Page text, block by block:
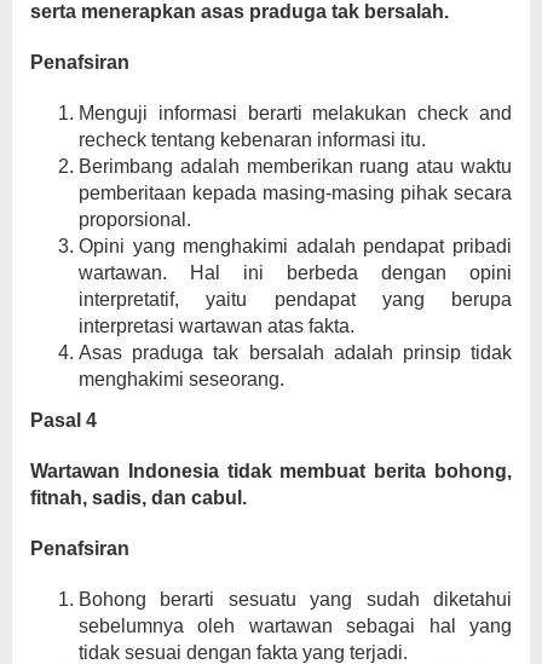
serta menerapkan asas praduga tak bersalah.
Penafsiran
Menguji informasi berarti melakukan check and
recheck tentang kebenaran informasi itu.
Berimbang adalah memberikan ruang atau waktu
pemberitaan kepada masing-masing pihak secara
proporsional.
Opini yang menghakimi adalah pendapat pribadi
wartawan. Hal ini berbeda dengan opini
interpretatif, yaitu pendapat yang berupa
interpretasi wartawan atas fakta.
Asas praduga tak bersalah adalah prinsip tidak
menghakimi seseorang.
Pasal 4
Wartawan Indonesia tidak membuat berita bohong,
fitnah, sadis, dan cabul.
Penafsiran
Bohong berarti sesuatu yang sudah diketahui
sebelumnya oleh wartawan sebagai hal yang
tidak sesuai dengan fakta yang terjadi.